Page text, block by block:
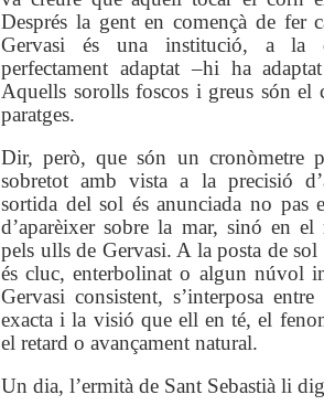
Després la gent en començà de fer
Gervasi és una institució, a la
perfectament adaptat–hi ha
Aquells sorolls foscos i greus són el
paratges.
Dir, però, que són un cronòmetre
sobretot amb vista a la precisió
sortida del sol és anunciada no pas
d’aparèixer sobre la mar, sinó en
pels ulls de Gervasi. A la posta de
és cluc, enterbolinat o algun núvol
Gervasi consistent, s’interposa
exacta i la visió que ell en té, el
el retard o avançament natural.
Un dia, l’ermità de Sant Sebastià li